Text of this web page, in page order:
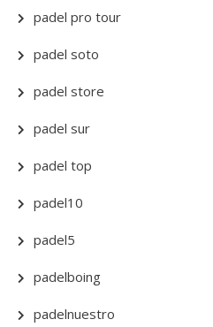
padel pro tour
padel soto
padel store
padel sur
padel top
padel10
padel5
padelboing
padelnuestro